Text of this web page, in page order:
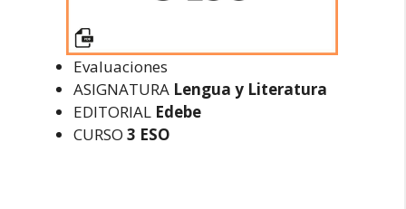
Evaluaciones
ASIGNATURA Lengua y Literatura
EDITORIAL Edebe
CURSO 3 ESO